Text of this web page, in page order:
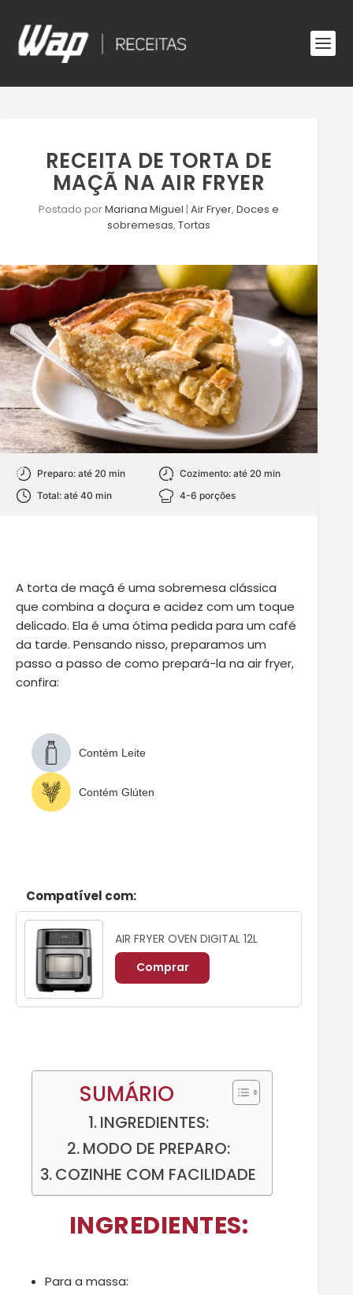
RECEITA DE TORTA DE
MAÇÃ NA AIR FRYER
Postado porMariana Miguel |Air Fryer,Doces e
sobremesas,Tortas
Preparo: até 20 min
Cozimento: até 20 min
Total: até 40 min
4-6 porções
A torta de maçã é uma sobremesa clássica
que combina a doçura e acidez com um toque
delicado. Ela é uma ótima pedida para um café
da tarde. Pensando nisso, preparamos um
passo a passo de como prepará-la na air fryer,
confira:
Contém Leite
Contém Glúten
Compatível com:
AIR FRYER OVEN DIGITAL 12L
Comprar
SUMÁRIO
INGREDIENTES:
MODO DE PREPARO:
COZINHE COM FACILIDADE
INGREDIENTES:
Para a massa: